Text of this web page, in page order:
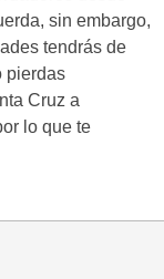
sin embargo,
tendrás de
pierdas
Cruz a
lo que te